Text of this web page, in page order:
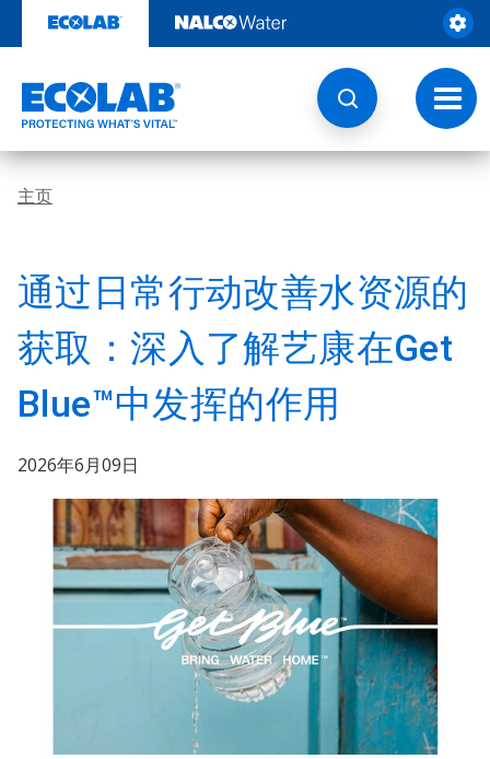
至
切
换
导
航
主页
通过日常行动改善水资源的
获取：深入了解艺康在Get
Blue™中发挥的作用
2026年6月09日